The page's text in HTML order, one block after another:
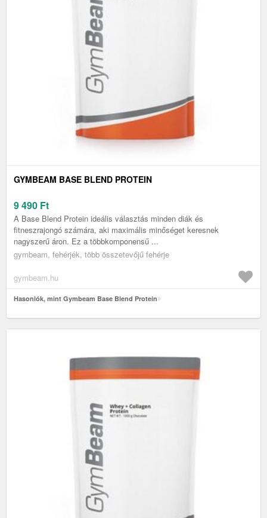
GYMBEAM BASE BLEND PROTEIN
9 490 Ft
A Base Blend Protein ideális választás minden diák és
fitneszrajongó számára, aki maximális minőséget keresnek
nagyszerű áron. Ez a többkomponensű ...
gymbeam, fehérjék, több összetevőjű fehérje
gymbeam.hu
Hasonlók, mint Gymbeam Base Blend Protein